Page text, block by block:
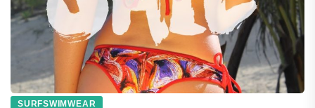
SURFSWIMWEAR